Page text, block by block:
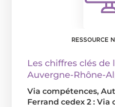
RESSOURCE
Les chiffres clés de
Auvergne-Rhône-
Via compétences,
Ferrand cedex 2 : Via